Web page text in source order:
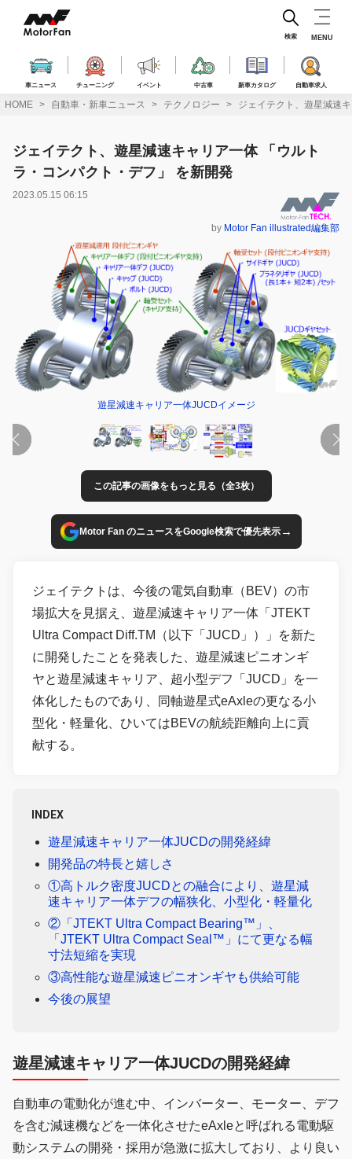
ス
車ニュース チューニング イベント 中古車 新車カタログ 自動車求人
検索 MENU
HOME 自動車・新車ニュース テクノロジー ジェイテクト、遊星減速
ジェイテクト、遊星減速キャリア一体 「ウルト
ラ・コンパクト・デフ」 を新開発
2023.05.15 06:15
by Motor Fan illustrated編集部
遊星減速キャリア一体JUCDイメージ
この記事の画像をもっと見る（全3枚）
Motor Fan のニュースをGoogle検索で優先表示→
ジェイテクトは、今後の電気自動車（BEV）の市
場拡大を見据え、遊星減速キャリア一体「JTEKT
Ultra Compact Diff.TM（以下「JUCD」）」を新た
に開発したことを発表した、遊星減速ピニオンギ
ヤと遊星減速キャリア、超小型デフ「JUCD」を一
体化したものであり、同軸遊星式eAxleの更なる小
型化・軽量化、ひいてはBEVの航続距離向上に貢
献する。
INDEX
遊星減速キャリア一体JUCDの開発経緯
開発品の特長と嬉しさ
①高トルク密度JUCDとの融合により、遊星減
速キャリア一体デフの幅狭化、小型化・軽量化
②「JTEKT Ultra Compact Bearing™」、
「JTEKT Ultra Compact Seal™」にて更なる幅
寸法短縮を実現
③高性能な遊星減速ピニオンギヤも供給可能
今後の展望
遊星減速キャリア一体JUCDの開発経緯
自動車の電動化が進む中、インバーター、モーター、デフ
を含む減速機などを一体化させたeAxleと呼ばれる電動駆
動システムの開発・採用が急激に拡大しており、より良い